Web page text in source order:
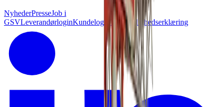
NyhederPresseJob i
GSVLeverandørloginKundelogin Tilgænglighedserklæring